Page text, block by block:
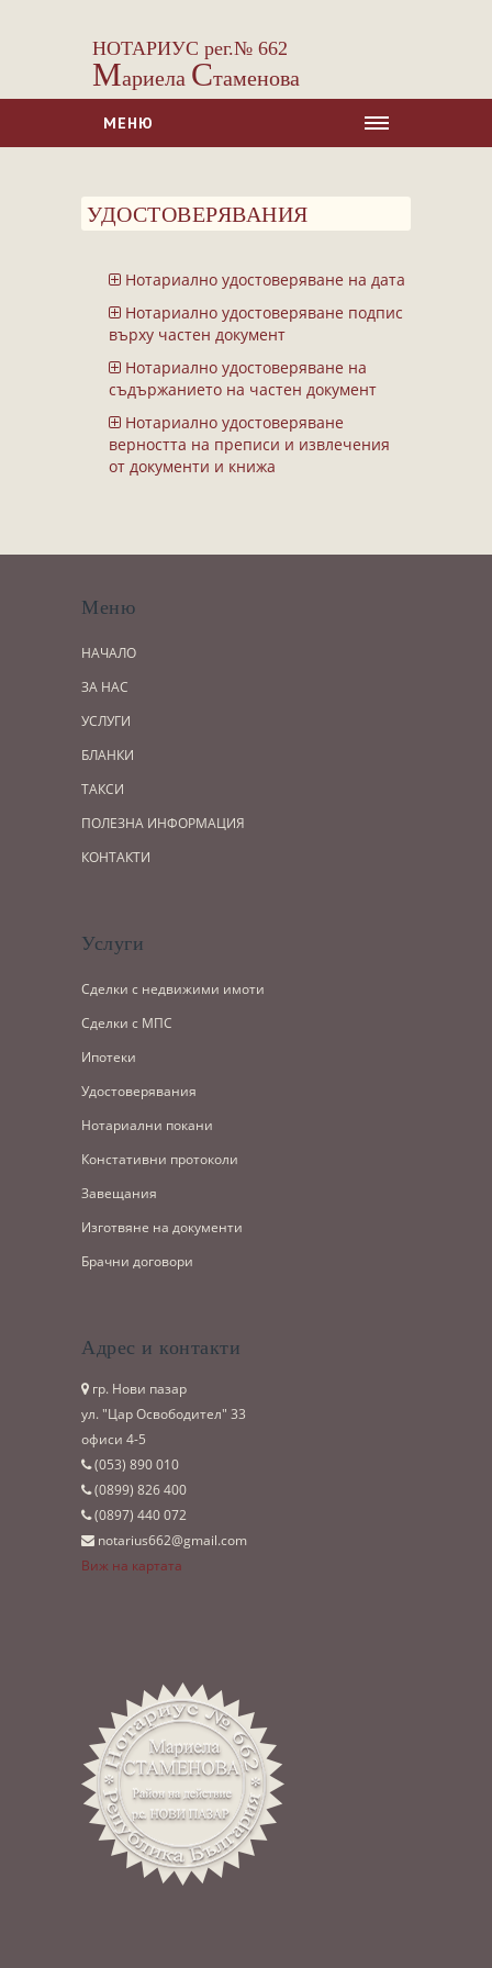
НОТАРИУС рег.№ 662
Мариела Стаменова
МЕНЮ
ЗА НАС
Сделки с недвижими имоти
Сделки с МПС
Ипотеки
Удостоверявания
Нотариални покани
Констативни протоколи
Брачни договори
ПОЛЕЗНА ИНФОРМАЦИЯ
КОНТАКТИ
УДОСТОВЕРЯВАНИЯ
Нотариално удостоверяване на дата
Нотариално удостоверяване подпис
върху частен документ
Нотариално удостоверяване на
съдържанието на частен документ
Нотариално удостоверяване
верността на преписи и извлечения
от документи и книжа
Меню
НАЧАЛО
ЗА НАС
УСЛУГИ
БЛАНКИ
ТАКСИ
ПОЛЕЗНА ИНФОРМАЦИЯ
КОНТАКТИ
Услуги
Сделки с недвижими имоти
Сделки с МПС
Ипотеки
Удостоверявания
Нотариални покани
Констативни протоколи
Завещания
Изготвяне на документи
Брачни договори
Адрес и контакти
гр. Нови пазар
ул. "Цар Освободител" 33
офиси 4-5
(053)­ 890 010
(0899)­ 826 400
(0897)­ 440 072
notarius662@gmail.com
Виж на картата